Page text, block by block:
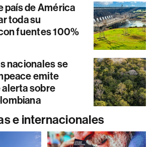
país de América
toda su
fuentes 100%
nacionales se
emite
sobre
e internacionales